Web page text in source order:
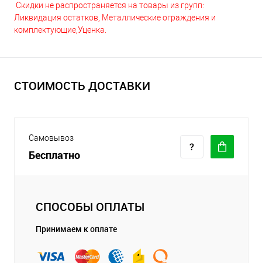
Скидки не распространяется на товары из групп:
Ликвидация остатков, Металлические ограждения и
комплектующие,Уценка.
СТОИМОСТЬ ДОСТАВКИ
Самовывоз
Бесплатно
СПОСОБЫ ОПЛАТЫ
Принимаем к оплате